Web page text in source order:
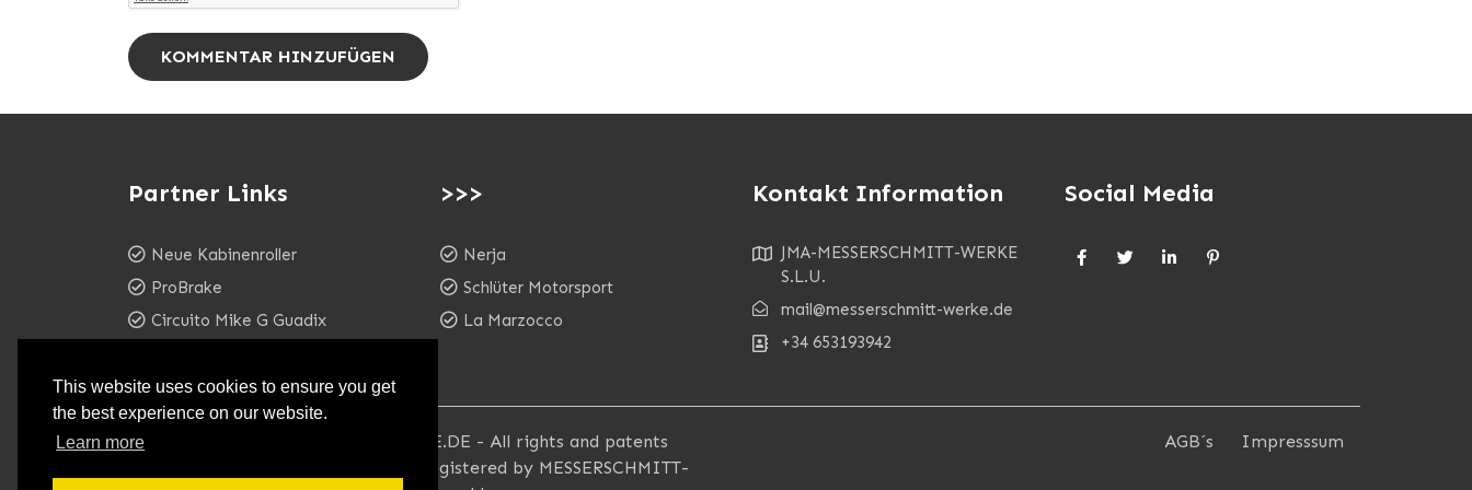
This website uses cookies to ensure you get
the best experience on our website.
Learn more
KOMMENTAR HINZUFÜGEN
Partner Links
Neue Kabinenroller
ProBrake
Circuito Mike G Guadix
>>>
Nerja
Schlüter Motorsport
La Marzocco
Kontakt Information
JMA-MESSERSCHMITT-WERKE
S.L.U.
mail@messerschmitt-werke.de
+34 653193942
Social Media
••• © 2026 - MESSERSCHMITT-WERKE.DE - All rights and patents
reserved. The brandname & logo is registered by MESSERSCHMITT-
AGB´s Impresssum